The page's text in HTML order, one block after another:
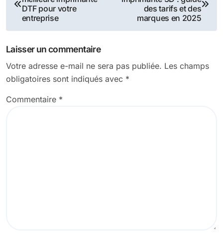
de
l’article
DTF pour votre
entreprise
des tarifs et des
marques en 2025
Laisser un commentaire
Votre adresse e-mail ne sera pas publiée. Les champs
obligatoires sont indiqués avec *
Commentaire *